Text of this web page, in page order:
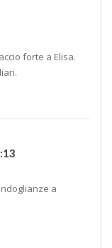
forte a Elisa.
a